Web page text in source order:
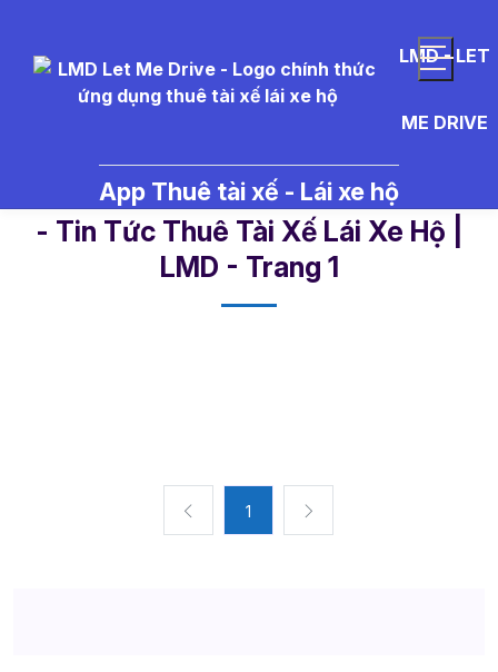
LMD - LET
ME DRIVE
App Thuê tài xế - Lái xe hộ
- Tin Tức Thuê Tài Xế Lái Xe Hộ |
LMD - Trang 1​
1